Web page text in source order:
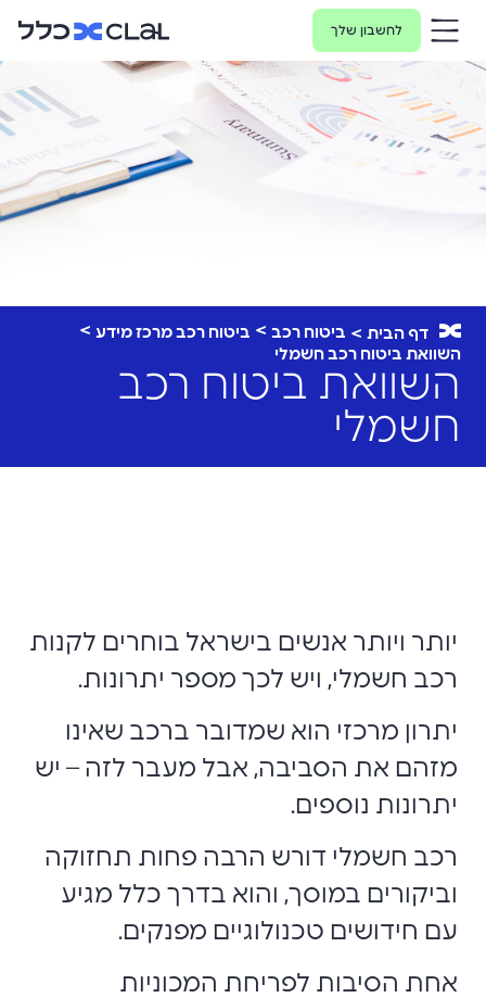
לחשבון שלך
דף הבית ביטוח רכב
ביטוח רכב מרכז מידע
השוואת ביטוח רכב חשמלי
השוואת ביטוח רכב
חשמלי
יותר ויותר אנשים בישראל בוחרים לקנות
רכב חשמלי, ויש לכך מספר יתרונות.
יתרון מרכזי הוא שמדובר ברכב שאינו
מזהם את הסביבה, אבל מעבר לזה – יש
יתרונות נוספים.
רכב חשמלי דורש הרבה פחות תחזוקה
וביקורים במוסך, והוא בדרך כלל מגיע
עם חידושים טכנולוגיים מפנקים.
אחת הסיבות לפריחת המכוניות